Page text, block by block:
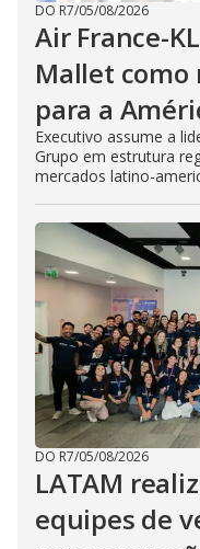
DO R7/05/08/2026
Air France-
Mallet como
para a
Executivo assume a
Grupo em estrutura
mercados latino-
DO R7/05/08/2026
LATAM
equipes de